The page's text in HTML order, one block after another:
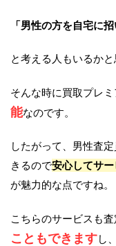
「男性の方を自宅に
と考える人もいるかと
そんな時に買取プレミ
能なのです。
したがって、男性査
きるので安心してサ
が魅力的な点ですね。
こちらのサービスも
こともできますし